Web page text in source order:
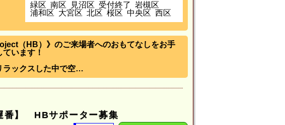
緑区 南区 見沼区 受付終了 岩槻区
浦和区 大宮区 北区 桜区 中央区 西区
（HB）》のご来場者へのおもてなしをお手
います！
ラックスした中で空…
番】 HBサポーター募集